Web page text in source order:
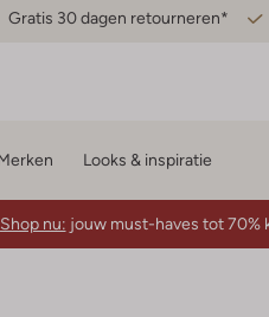
Gratis 30 dagen retourneren*
Looks & inspiratie
Shop nu: jouw must-haves tot 70%